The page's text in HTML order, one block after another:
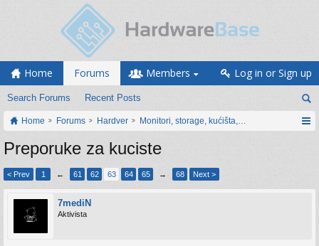
Home Forums
Search Forums Recent Posts
Members Log in or Sign up
Home Forums Hardver Monitori, storage, kućišta, periferija
Preporuke za kuciste
< Prev 1 ← 61 62 63 64 65 → 68 Next >
7mediN
Aktivista